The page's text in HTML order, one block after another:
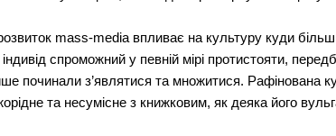
mass-media впливає на культуру куди
спроможний у певній мірі протистояти,
починали з’являтися та множитися. Рафінована
та несумісне з книжковим, як деяка його